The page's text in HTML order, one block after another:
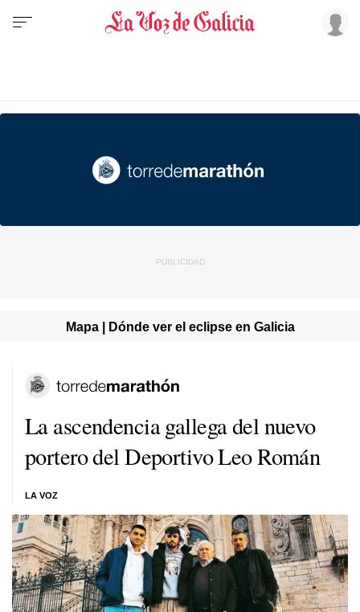
Mapa | Dónde ver el eclipse en Galicia
La ascendencia gallega del nuevo
portero del Deportivo Leo Román
LA VOZ